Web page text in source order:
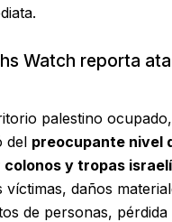
Watch reporta
palestino ocupado,
del preocupante nivel
colonos y tropas
víctimas, daños
de personas, pérdida